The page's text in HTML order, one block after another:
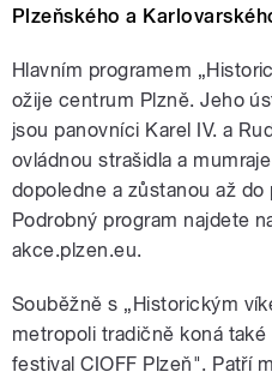
Plzeňského a
Hlavním programem
ožije centrum Plzně. Jeho
jsou panovníci Karel IV. a
ovládnou strašidla a
dopoledne a zůstanou až
Podrobný program najdete
akce.plzen.eu.
Souběžně s „Historickým
metropoli tradičně koná
festival CIOFF Plzeň". Patří